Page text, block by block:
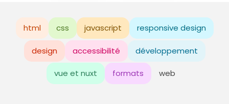
html css javascript responsive design
design accessibilité développement
vue et nuxt formats web